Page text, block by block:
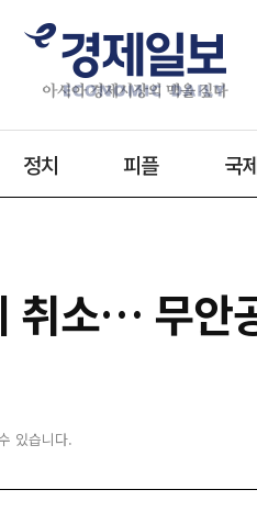
정치 피플 국
취소… 무안
있습니다.